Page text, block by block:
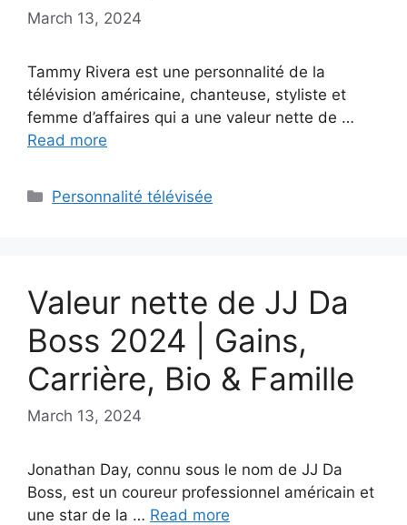
March 13, 2024
Tammy Rivera est une personnalité de la
télévision américaine, chanteuse, styliste et
femme d’affaires qui a une valeur nette de …
Read more
Categories
Personnalité télévisée
Valeur nette de JJ Da
Boss 2024 | Gains,
Carrière, Bio & Famille
March 13, 2024
Jonathan Day, connu sous le nom de JJ Da
Boss, est un coureur professionnel américain et
une star de la … Read more